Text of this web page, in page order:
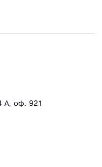
А, оф. 921